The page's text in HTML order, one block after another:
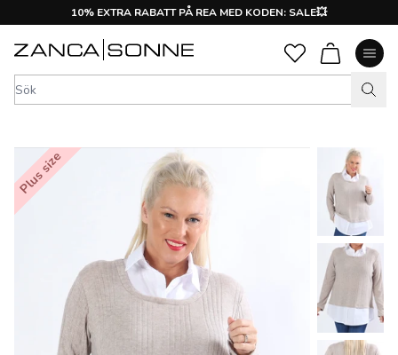
10% EXTRA RABATT PÅ REA MED KODEN: SALE💥
Plus size